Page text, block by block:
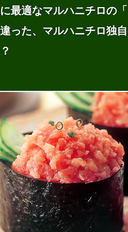
最適なマルハニチロの
った、マルハニチロ独